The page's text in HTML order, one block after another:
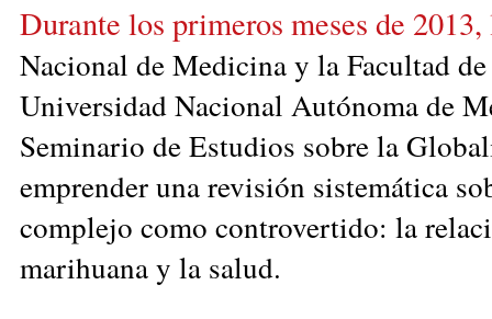
Durante los primeros meses de
Nacional de Medicina y la Facultad
Universidad Nacional Autónoma de
Seminario de Estudios sobre la
emprender una revisión sistemática
complejo como controvertido: la
marihuana y la salud.